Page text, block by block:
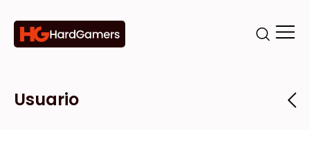
Categorías
Marcas
Tiendas
Usuario